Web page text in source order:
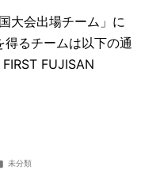
大会出場チーム」に
るチームは以下の通
FUJISAN
カ
未分類